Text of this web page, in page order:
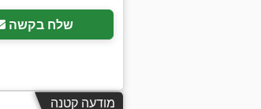
שלח בקשה
מודעה קטנה